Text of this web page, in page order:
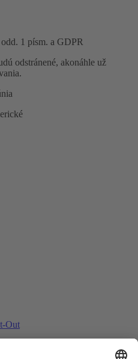
1 písm. a GDPR
odstránené, akonáhle už
Out